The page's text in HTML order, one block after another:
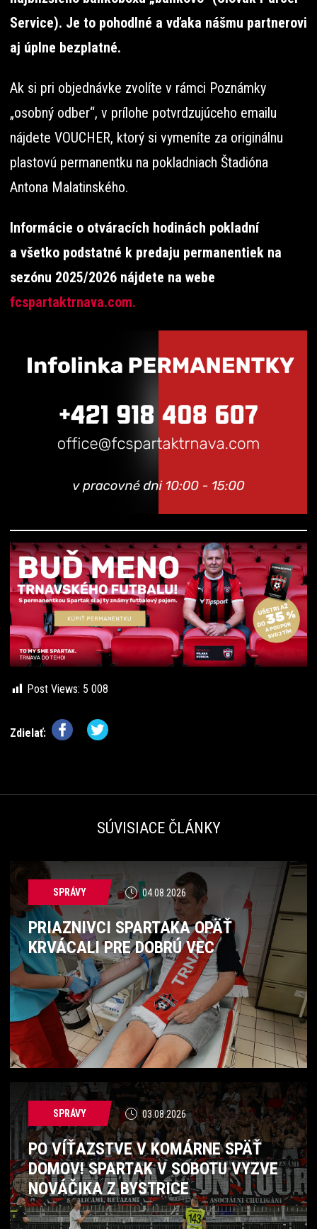
Service). Je to pohodlné a vďaka nášmu partnerovi
aj úplne bezplatné.
Ak si pri objednávke zvolíte v rámci Poznámky
„osobný odber“, v prílohe potvrdzujúceho emailu
nájdete VOUCHER, ktorý si vymeníte za originálnu
plastovú permanentku na pokladniach Štadióna
Antona Malatinského.
Informácie o otváracích hodinách pokladní
a všetko podstatné k predaju permanentiek na
sezónu 2025/2026 nájdete na webe
fcspartaktrnava.com.
Post Views: 5 008
Zdielať:
SÚVISIACE ČLÁNKY
SPRÁVY 04.08.2026
PRIAZNIVCI SPARTAKA OPÄŤ
KRVÁCALI PRE DOBRÚ VEC
SPRÁVY 03.08.2026
PO VÍŤAZSTVE V KOMÁRNE SPÄŤ
DOMOV! SPARTAK V SOBOTU VYZVE
NOVÁČIKA Z BYSTRICE